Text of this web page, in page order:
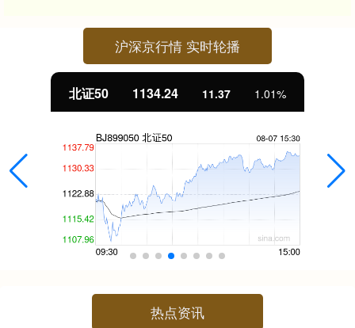
沪深京行情 实时轮播
北证50 1134.24 11.37 1.01%
热点资讯